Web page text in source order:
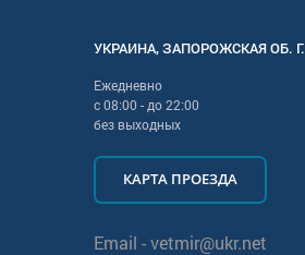
УКРАИНА,ЗАПОРОЖСКАЯОБ. Г.
Ежедневно
с08:00 - до22:00
без выходных
КАРТА ПРОЕЗДА
Email -vetmir@ukr.net